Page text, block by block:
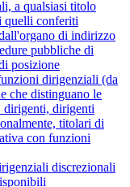
a qualsiasi titolo
quelli conferiti
di indirizzo
pubbliche di
posizione
dirigenziali (da
che distinguano le
dirigenti, dirigenti
titolari di
con funzioni
discrezionali